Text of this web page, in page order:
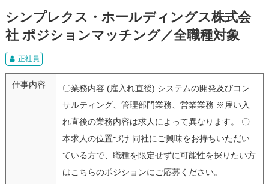
シンプレクス・ホールディングス株式会
社 ポジションマッチング／全職種対象
正社員
仕事内容
〇業務内容 (雇入れ直後) システムの開発及びコン
サルティング、管理部門業務、営業業務 ※雇い入
れ直後の業務内容は求人によって異なります。 〇
本求人の位置づけ 同社にご興味をお持ちいただい
ている方で、職種を限定せずに可能性を探りたい方
はこちらのポジションにご応募ください。